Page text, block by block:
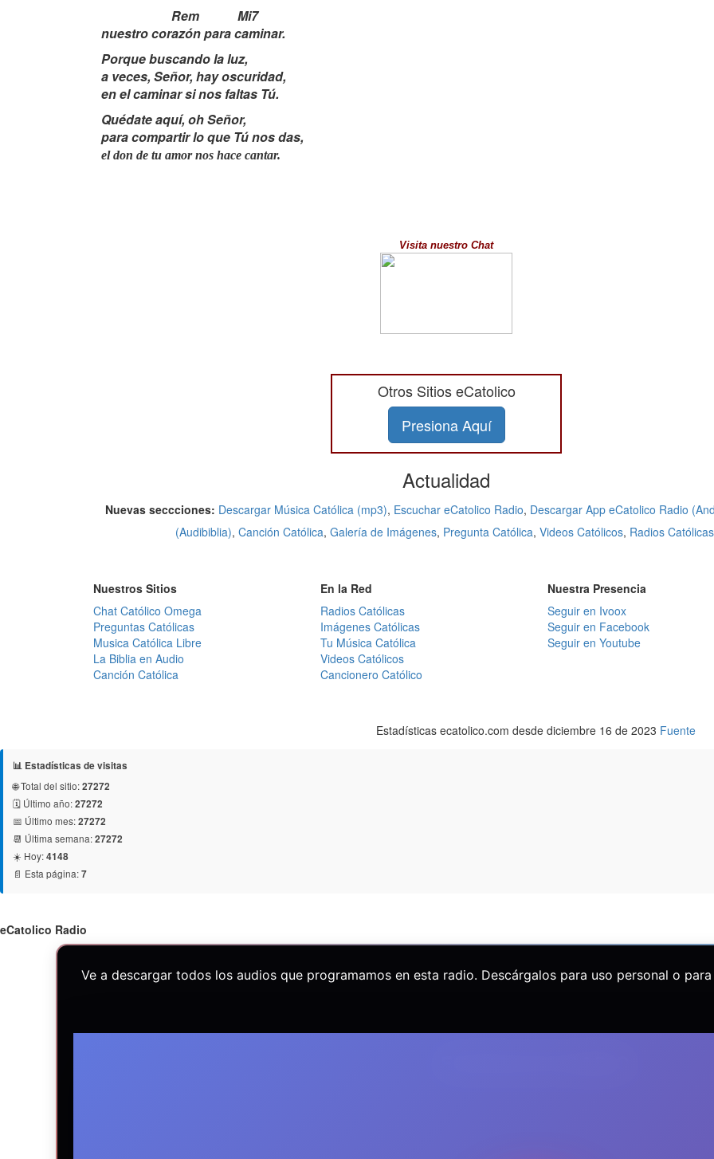
Rem Mi7
nuestro corazón para caminar.
Porque buscando la luz,
a veces, Señor, hay oscuridad,
en el caminar si nos faltas Tú.
Quédate aquí, oh Señor,
para compartir lo que Tú nos das,
el don de tu amor nos hace cantar.
Visita nuestro Chat
Otros Sitios eCatolico
Presiona Aquí
Actualidad
Nuevas seccciones: Descargar Música Católica (mp3), Escuchar eCatolico Radio, Descargar App eCatolico Radio
(Audibiblia), Canción Católica, Galería de Imágenes, Pregunta Católica, Videos Católicos, Radios Católicas
Nuestros Sitios
Chat Católico Omega
Preguntas Católicas
Musica Católica Libre
La Biblia en Audio
Canción Católica
En la Red
Radios Católicas
Imágenes Católicas
Tu Música Católica
Videos Católicos
Cancionero Católico
Nuestra Presencia
Seguir en Ivoox
Seguir en Facebook
Seguir en Youtube
Estadísticas ecatolico.com desde diciembre 16 de 2023 Fuente
📊 Estadísticas de visitas
🌐 Total del sitio:27272
🗓️ Último año:27272
📅 Último mes:27272
📆 Última semana:27272
☀️ Hoy:4148
📄 Esta página:7
eCatolico Radio